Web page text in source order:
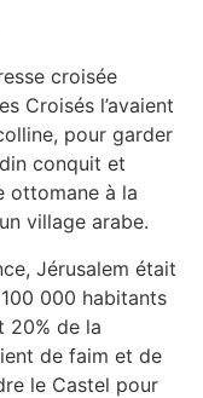
croisée
Croisés l’avaient
pour garder
conquit et
ottomane à la
village arabe.
Jérusalem était
000 habitants
20% de la
de faim et de
le Castel pour